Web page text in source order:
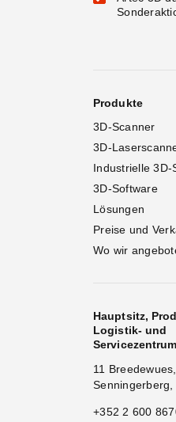
Produkte
3D-Scanner
3D-
Industrielle 3D-
3D-Software
Lösungen
Preise und
Wo wir
Hauptsitz,
Logistik- und
Servicezentrum
11
+352 2 600